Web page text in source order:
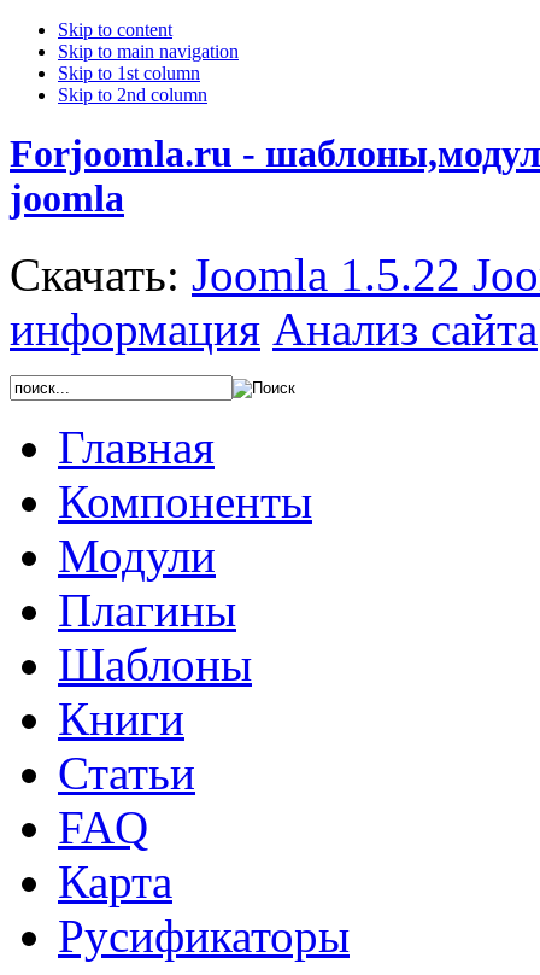
Skip to content
Skip to main navigation
Skip to 1st column
Skip to 2nd column
Forjoomla.ru -
joomla
Скачать: Joomla 1.5.22
информация Анализ сайта
Главная
Компоненты
Модули
Плагины
Шаблоны
Книги
Статьи
FAQ
Карта
Русификаторы